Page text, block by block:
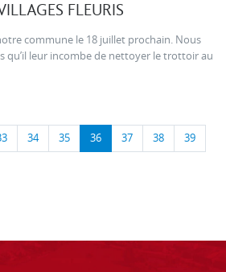
FLEURIS
commune le 18 juillet prochain. Nous
qu’il leur incombe de nettoyer le trottoir au
34 35 36 37 38 39